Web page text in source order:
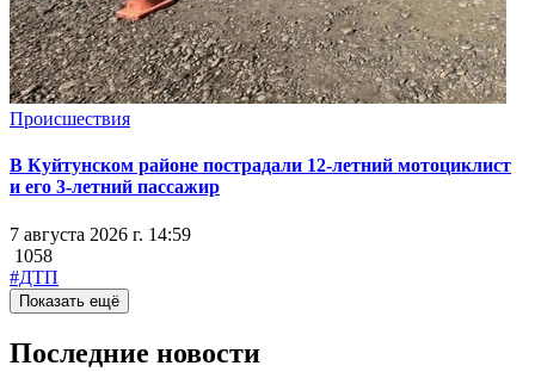
Происшествия
В Куйтунском районе пострадали 12-летний мотоциклист
и его 3-летний пассажир
7 августа 2026 г. 14:59
1058
#ДТП
Показать ещё
Последние новости